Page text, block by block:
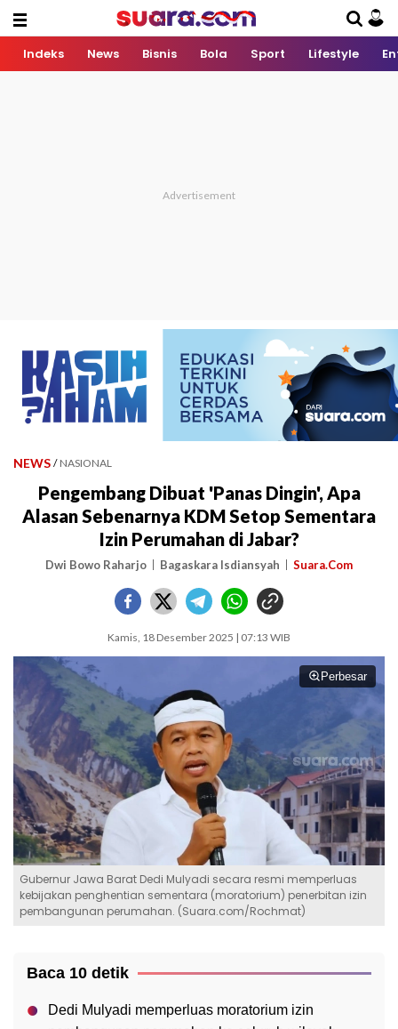
Indeks News Bisnis Bola Sport Lifestyle
NEWS / NASIONAL
Pengembang Dibuat 'Panas Dingin', Apa
Alasan Sebenarnya KDM Setop Sementara
Izin Perumahan di Jabar?
Dwi Bowo Raharjo Bagaskara Isdiansyah Suara.Com
Kamis, 18 Desember 2025 | 07:13 WIB
Perbesar
Gubernur Jawa Barat Dedi Mulyadi secara resmi memperluas
kebijakan penghentian sementara (moratorium) penerbitan izin
pembangunan perumahan. (Suara.com/Rochmat)
Baca 10 detik
Dedi Mulyadi memperluas moratorium izin